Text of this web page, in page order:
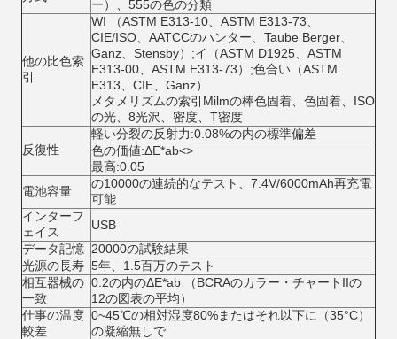
ー）、555の色の分類
他の比色索
引
WI （ASTM E313-10、ASTM E313-73、
CIE/ISO、AATCCのハンター、Taube Berger、
Ganz、Stensby）;イ（ASTM D1925、ASTM
E313-00、ASTM E313-73）;色合い（ASTM
E313、CIE、Ganz）
メタメリズムの索引Milmの棒色固着、色固着、ISO
の光、8光沢、密度、T密度
反復性
軽い分裂の反射力:0.08%の内の標準偏差
色の価値:ΔE*ab<>
最高:0.05
電池容量
の10000の連続的なテスト、7.4V/6000mAh再充電
可能
インターフ
ェイス
USB
データ記憶 20000の試験結果
光源の長寿 5年、1.5百万のテスト
相互器械の
一致
0.2の内のΔE*ab （BCRAのカラー・チャートIIの
12の図表の平均）
仕事の温度
較差
0~45℃の相対湿度80%またはそれ以下に（35°C）
の凝縮無しで